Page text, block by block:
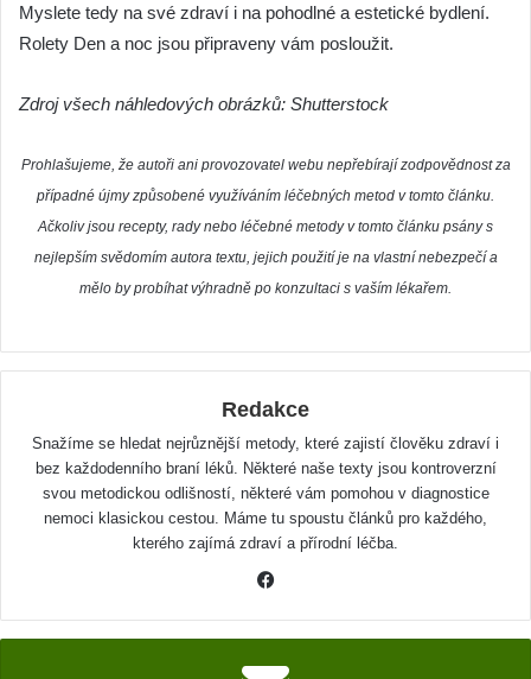
Myslete tedy na své zdraví i na pohodlné a estetické bydlení.
Rolety Den a noc jsou připraveny vám posloužit.
Zdroj všech náhledových obrázků: Shutterstock
Prohlašujeme, že autoři ani provozovatel webu nepřebírají zodpovědnost za
případné újmy způsobené využíváním léčebných metod v tomto článku.
Ačkoliv jsou recepty, rady nebo léčebné metody v tomto článku psány s
nejlepším svědomím autora textu, jejich použití je na vlastní nebezpečí a
mělo by probíhat výhradně po konzultaci s vaším lékařem.
Redakce
Snažíme se hledat nejrůznější metody, které zajistí člověku zdraví i
bez každodenního braní léků. Některé naše texty jsou kontroverzní
svou metodickou odlišností, některé vám pomohou v diagnostice
nemoci klasickou cestou. Máme tu spoustu článků pro každého,
kterého zajímá zdraví a přírodní léčba.
c
e